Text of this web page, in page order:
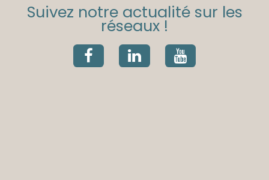
Suivez notre actualité sur les
réseaux !